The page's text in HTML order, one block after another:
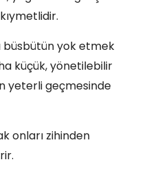
büsbütün yok etmek
küçük, yönetilebilir
yeterli geçmesinde
onları zihinden